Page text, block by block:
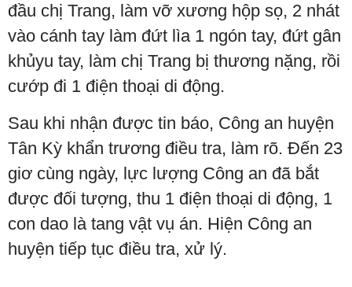
đầu chị Trang, làm vỡ xương hộp sọ, 2 nhát
vào cánh tay làm đứt lìa 1 ngón tay, đứt gân
khủyu tay, làm chị Trang bị thương nặng, rồi
cướp đi 1 điện thoại di động.
Sau khi nhận được tin báo, Công an huyện
Tân Kỳ khẩn trương điều tra, làm rõ. Đến 23
giơ cùng ngày, lực lượng Công an đã bắt
được đối tượng, thu 1 điện thoại di động, 1
con dao là tang vật vụ án. Hiện Công an
huyện tiếp tục điều tra, xử lý.